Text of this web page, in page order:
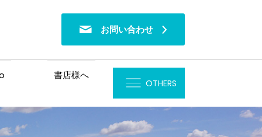
お問い合わせ
書店様へ
OTHERS